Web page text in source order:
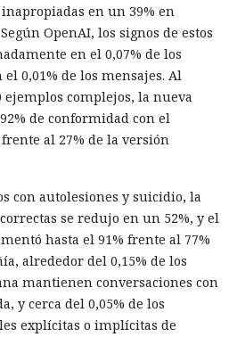
en un 39% en
OpenAI, los signos de estos
en el 0,07% de los
0,01% de los mensajes. Al
ejemplos complejos, la nueva
de conformidad con el
al 27% de la versión
con autolesiones y suicidio, la
se redujo en un 52%, y el
hasta el 91% frente al 77%
alrededor del 0,15% de los
mantienen conversaciones con
y cerca del 0,05% de los
explícitas o implícitas de